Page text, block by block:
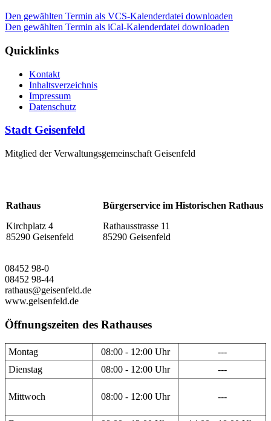
Den gewählten Termin als VCS-Kalenderdatei downloaden
Den gewählten Termin als iCal-Kalenderdatei downloaden
Quicklinks
Kontakt
Inhaltsverzeichnis
Impressum
Datenschutz
Stadt Geisenfeld
Mitglied der Verwaltungsgemeinschaft Geisenfeld
Rathaus
Kirchplatz 4
85290 Geisenfeld
Bürgerservice im Historischen Rathaus
Rathausstrasse 11
85290 Geisenfeld
08452 98-0
08452 98-44
rathaus@geisenfeld.de
www.geisenfeld.de
Öffnungszeiten des Rathauses
Montag 08:00 - 12:00 Uhr
---
Dienstag
08:00 - 12:00 Uhr ---
Mittwoch 08:00 - 12:00 Uhr ---